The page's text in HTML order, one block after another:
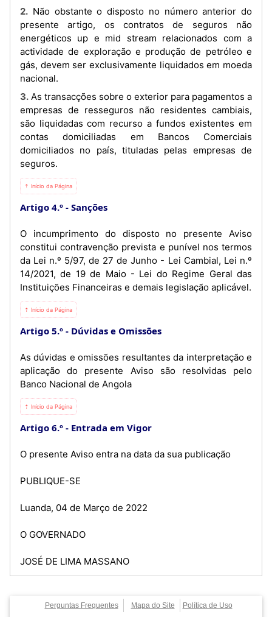
2. Não obstante o disposto no número anterior do
presente artigo, os contratos de seguros não
energéticos up e mid stream relacionados com a
actividade de exploração e produção de petróleo e
gás, devem ser exclusivamente liquidados em moeda
nacional.
3. As transacções sobre o exterior para pagamentos a
empresas de resseguros não residentes cambiais,
são liquidadas com recurso a fundos existentes em
contas domiciliadas em Bancos Comerciais
domiciliados no país, tituladas pelas empresas de
seguros.
⇡ Início da Página
Artigo 4.º Sanções
O incumprimento do disposto no presente Aviso
constitui contravenção prevista e punível nos termos
da Lei n.º 5/97, de 27 de Junho - Lei Cambial, Lei n.º
14/2021, de 19 de Maio - Lei do Regime Geral das
Instituições Financeiras e demais legislação aplicável.
⇡ Início da Página
Artigo 5.º Dúvidas e Omissões
As dúvidas e omissões resultantes da interpretação e
aplicação do presente Aviso são resolvidas pelo
Banco Nacional de Angola
⇡ Início da Página
Artigo 6.º Entrada em Vigor
O presente Aviso entra na data da sua publicação
PUBLIQUE-SE
Luanda, 04 de Março de 2022
O GOVERNADO
JOSÉ DE LIMA MASSANO
Perguntas Frequentes Mapa do Site Política de Uso